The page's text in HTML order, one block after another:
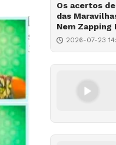
Os acertos
das
Nem Zapping
2026-07-23